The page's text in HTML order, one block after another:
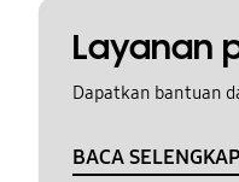
Layanan
Dapatkan bantuan
BACA